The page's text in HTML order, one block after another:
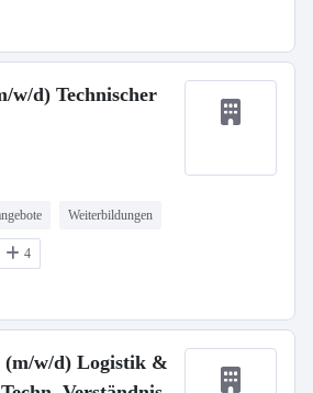
d) Technischer
Weiterbildungen
4
(m/w/d) Logistik &